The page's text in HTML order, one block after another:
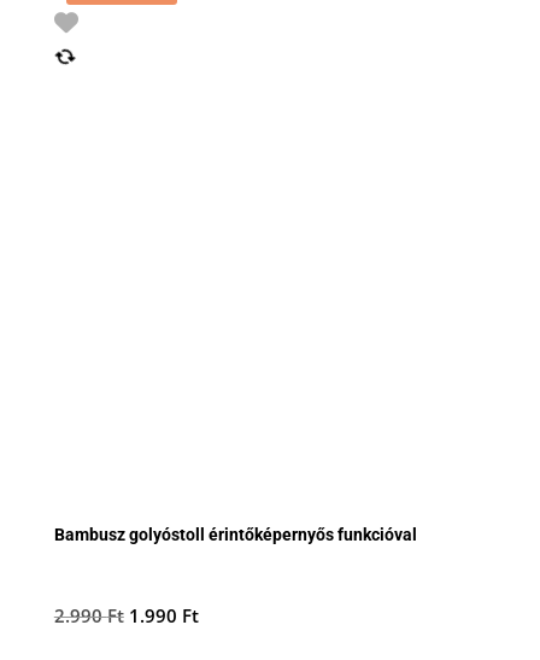
Bambusz golyóstoll érintőképernyős funkcióval
2.990Ft Original
1.990 FtCurrent